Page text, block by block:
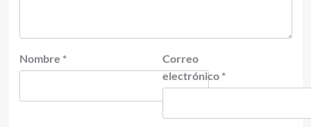
Nombre *
Correo
electrónico *